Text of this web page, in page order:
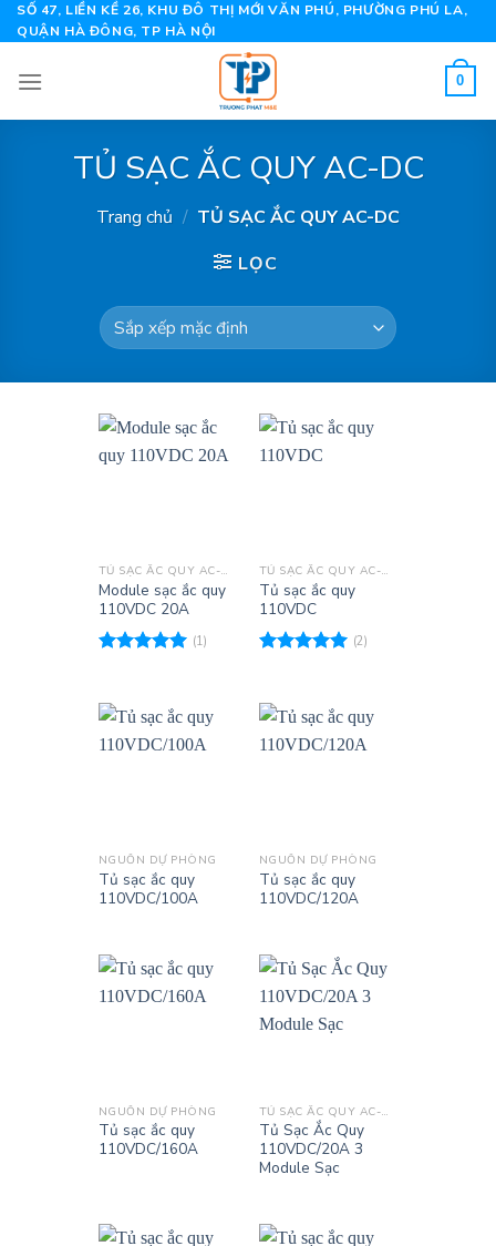
Skip
to
SỐ 47, LIỀN KỀ 26, KHU ĐÔ THỊ MỚI VĂN PHÚ, PHƯỜNG PHÚ LA,
QUẬN HÀ ĐÔNG, TP HÀ NỘI
0
TỦ SẠC ẮC QUY AC-DC
Trang chủ / TỦ SẠC ẮC QUY AC-DC
LỌC
TỦ SẠC ẮC QUY AC-DC
Module sạc ắc quy
110VDC 20A
5 sao
(1)
TỦ SẠC ẮC QUY AC-DC
Tủ sạc ắc quy
110VDC
5 sao
(2)
NGUỒN DỰ PHÒNG
Tủ sạc ắc quy
110VDC/100A
NGUỒN DỰ PHÒNG
Tủ sạc ắc quy
110VDC/120A
NGUỒN DỰ PHÒNG
Tủ sạc ắc quy
110VDC/160A
TỦ SẠC ẮC QUY AC-DC
Tủ Sạc Ắc Quy
110VDC/20A 3
Module Sạc